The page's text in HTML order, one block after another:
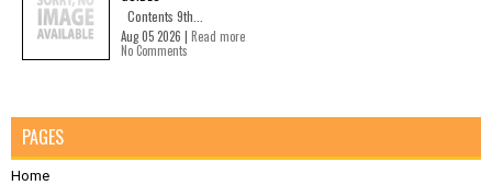
Contents 9th...
Aug 05 2026 | Read more
No Comments
PAGES
Home